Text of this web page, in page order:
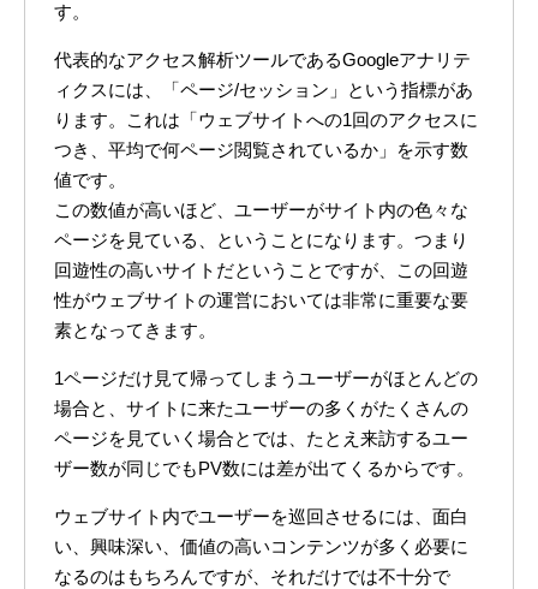
す。
代表的なアクセス解析ツールであるGoogleアナリテ
ィクスには、「ページ/セッション」という指標があ
ります。これは「ウェブサイトへの1回のアクセスに
つき、平均で何ページ閲覧されているか」を示す数
値です。
この数値が高いほど、ユーザーがサイト内の色々な
ページを見ている、ということになります。つまり
回遊性の高いサイトだということですが、この回遊
性がウェブサイトの運営においては非常に重要な要
素となってきます。
1ページだけ見て帰ってしまうユーザーがほとんどの
場合と、サイトに来たユーザーの多くがたくさんの
ページを見ていく場合とでは、たとえ来訪するユー
ザー数が同じでもPV数には差が出てくるからです。
ウェブサイト内でユーザーを巡回させるには、面白
い、興味深い、価値の高いコンテンツが多く必要に
なるのはもちろんですが、それだけでは不十分で